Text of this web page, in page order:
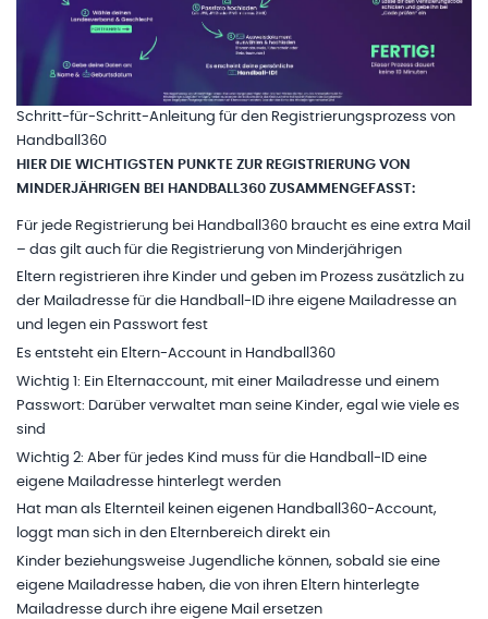
Schritt-für-Schritt-Anleitung für den Registrierungsprozess von
Handball360
HIER DIE WICHTIGSTEN PUNKTE ZUR REGISTRIERUNG VON
MINDERJÄHRIGEN BEI HANDBALL360 ZUSAMMENGEFASST:
Für jede Registrierung bei Handball360 braucht es eine extra Mail
– das gilt auch für die Registrierung von Minderjährigen
Eltern registrieren ihre Kinder und geben im Prozess zusätzlich zu
der Mailadresse für die Handball-ID ihre eigene Mailadresse an
und legen ein Passwort fest
Es entsteht ein Eltern-Account in Handball360
Wichtig 1: Ein Elternaccount, mit einer Mailadresse und einem
Passwort: Darüber verwaltet man seine Kinder, egal wie viele es
sind
Wichtig 2: Aber für jedes Kind muss für die Handball-ID eine
eigene Mailadresse hinterlegt werden
Hat man als Elternteil keinen eigenen Handball360-Account,
loggt man sich in den Elternbereich direkt ein
Kinder beziehungsweise Jugendliche können, sobald sie eine
eigene Mailadresse haben, die von ihren Eltern hinterlegte
Mailadresse durch ihre eigene Mail ersetzen